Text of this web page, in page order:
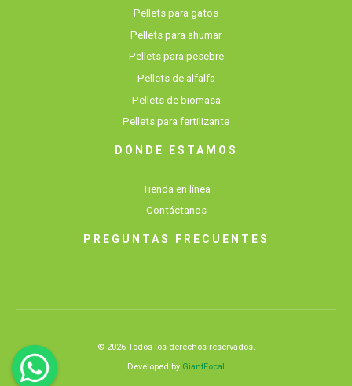
Pellets para gatos
Pellets para ahumar
Pellets para pesebre
Pellets de alfalfa
Pellets de biomasa
Pellets para fertilizante
DÓNDE ESTAMOS
Tienda en línea
Contáctanos
PREGUNTAS FRECUENTES
© 2026 Todos los derechos reservados.
Developed by GiantFocal